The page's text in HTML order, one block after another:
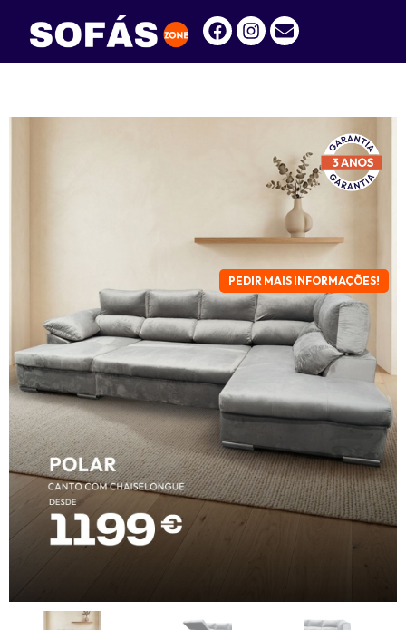
PEDIR MAIS INFORMAÇÕES!